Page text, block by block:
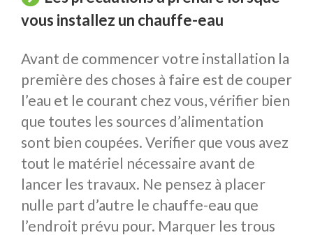
vous installez un chauffe-eau
Avant de commencer votre installation la
première des choses à faire est de couper
l’eau et le courant chez vous, vérifier bien
que toutes les sources d’alimentation
sont bien coupées. Verifier que vous avez
tout le matériel nécessaire avant de
lancer les travaux. Ne pensez à placer
nulle part d’autre le chauffe-eau que
l’endroit prévu pour. Marquer les trous